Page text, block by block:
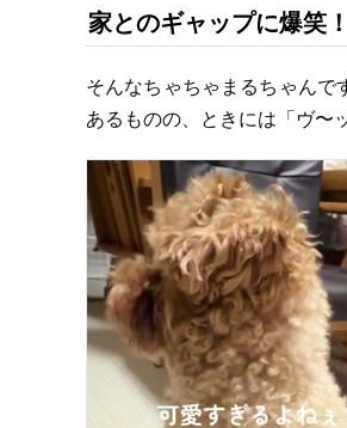
家とのギャップに爆笑
そんなちゃちゃまるちゃんで
あるものの、ときには「ヴ〜